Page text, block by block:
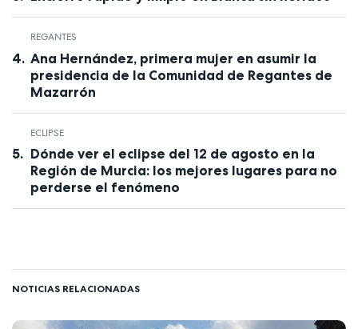
REGANTES
Ana Hernández, primera mujer en asumir la
presidencia de la Comunidad de Regantes de
Mazarrón
ECLIPSE
Dónde ver el eclipse del 12 de agosto en la
Región de Murcia: los mejores lugares para no
perderse el fenómeno
NOTICIAS RELACIONADAS